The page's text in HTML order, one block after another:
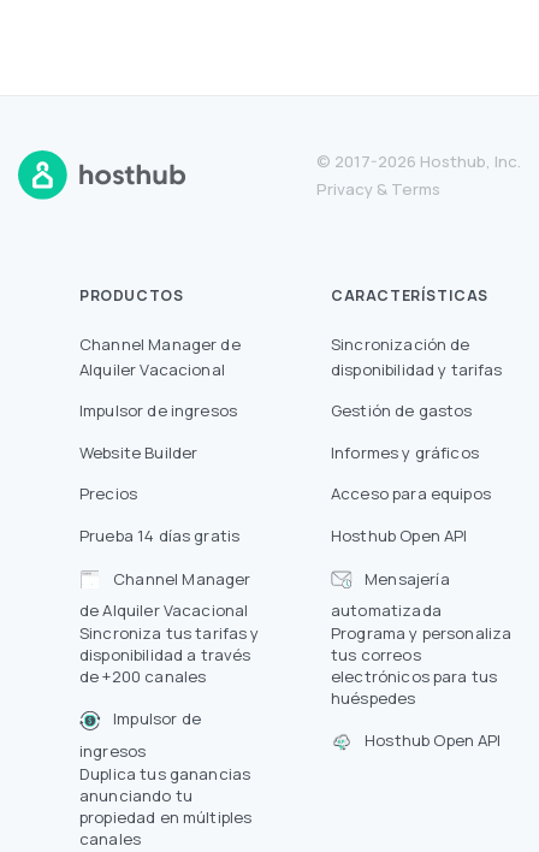
© 2017-2026 Hosthub, Inc.
Privacy & Terms
PRODUCTOS
Channel Manager de
Alquiler Vacacional
Impulsor de ingresos
Website Builder
Precios
Prueba 14 días gratis
Channel Manager
de Alquiler Vacacional
Sincroniza tus tarifas y
disponibilidad a través
de +200 canales
Impulsor de
ingresos
Duplica tus ganancias
anunciando tu
propiedad en múltiples
canales
CARACTERÍSTICAS
Sincronización de
disponibilidad y tarifas
Gestión de gastos
Informes y gráficos
Acceso para equipos
Hosthub Open API
Mensajería
automatizada
Programa y personaliza
tus correos
electrónicos para tus
huéspedes
Hosthub Open API